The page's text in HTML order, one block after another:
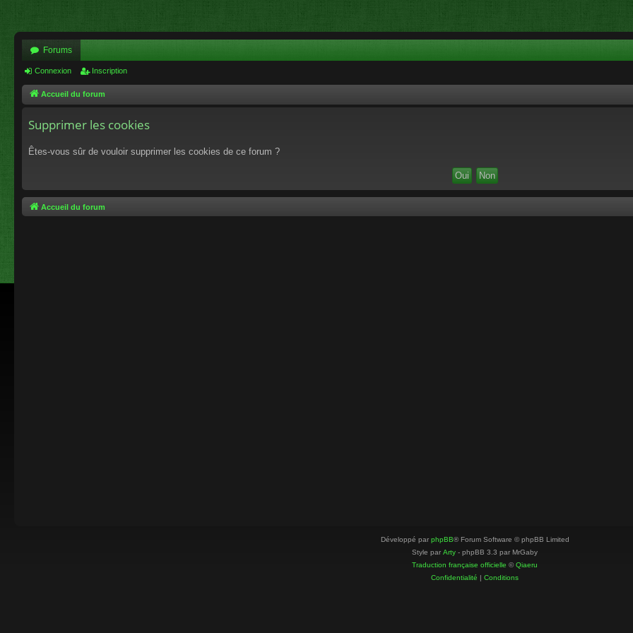
Forums
Connexion Inscription
Accueil du forum
Supprimer les cookies
Êtes-vous sûr de vouloir supprimer les cookies de ce forum ?
Accueil du forum
Développé par phpBB® Forum Software © phpBB Limited
Style par Arty - phpBB 3.3 par MrGaby
Traduction française officielle ©Qiaeru
Confidentialité | Conditions